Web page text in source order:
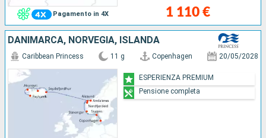
Pagamento in 4X 1 110 €
DANIMARCA, NORVEGIA, ISLANDA
Caribbean Princess 11 g Copenhagen 20/05/2028
ESPERIENZA PREMIUM
Pensione completa